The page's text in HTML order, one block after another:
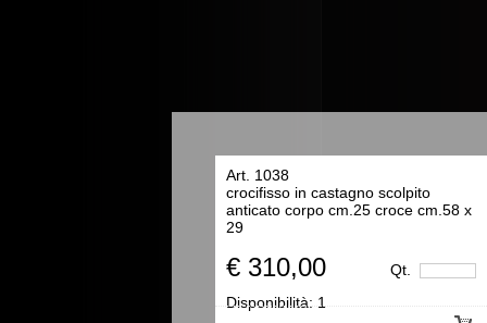
Art. 1038
crocifisso in castagno scolpito
anticato corpo cm.25 croce cm.58 x
29
€ 310,00 Qt.
Disponibilità:1